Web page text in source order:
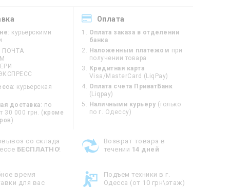
: курьерскими
ПОЧТА
: курьерская
доставка: по
30 000 грн. ( кроме
)
Оплата
Оплата заказа в отделении
банка
Наложенным платежом при
получении товара
Кредитная карта
Visa/MasterCard (LiqPay)
Оплата счета ПриватБанк
(Liqpay)
Наличными курьеру (только
по г. Одессу)
со склада
БЕСПЛАТНО!
Возврат товара в
течении 14 дней
время
для вас
Подъем техники в г.
Одесса (от 10 грн\этаж)